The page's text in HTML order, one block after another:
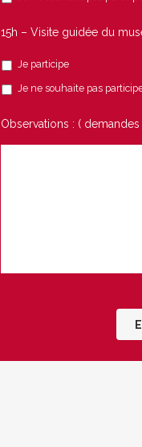
15h – Visite guidée du
Je participe
Je ne souhaite pas
Observations : (